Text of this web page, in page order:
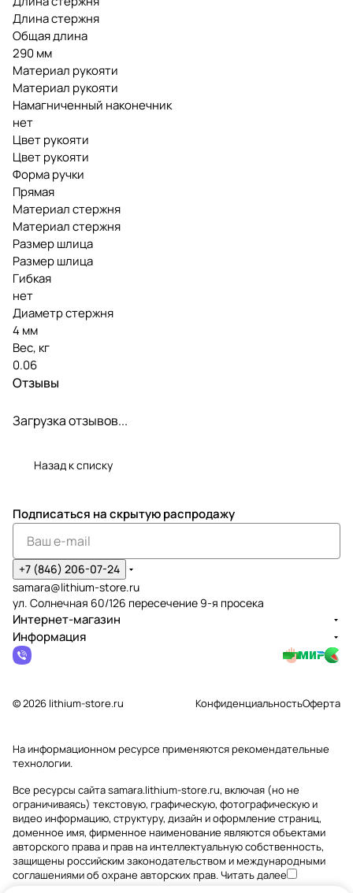
Длина стержня
Общая длина
290 мм
Материал рукояти
Материал рукояти
Намагниченный наконечник
нет
Цвет рукояти
Цвет рукояти
Форма ручки
Прямая
Материал стержня
Материал стержня
Размер шлица
Размер шлица
Гибкая
нет
Диаметр стержня
4 мм
Вес, кг
0.06
Отзывы
Загрузка отзывов...
Назад к списку
Подписаться на скрытую распродажу
+7 (846) 206-07-24
samara@lithium-store.ru
ул. Солнечная 60/126 пересечение 9-я просека
Интернет-магазин
Информация
© 2026 lithium-store.ru КонфиденциальностьОферта
На информационном ресурсе применяютсярекомендательные
технологии.
Все ресурсы сайта samara.lithium-store.ru, включая (но не
ограничиваясь) текстовую, графическую, фотографическую и
видео информацию, структуру, дизайн и оформление страниц,
доменное имя, фирменное наименование являются объектами
авторского права и прав на интеллектуальную собственность,
защищены российским законодательством и международными
соглашениями об охране авторских прав.Читать далее